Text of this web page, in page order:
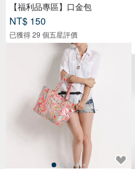
【福利品專區】口金包
NT$ 150
已獲得 29 個五星評價